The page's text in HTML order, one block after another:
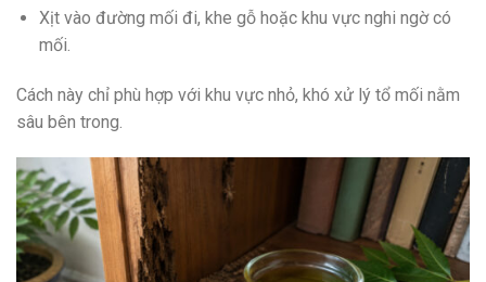
Xịt vào đường mối đi, khe gỗ hoặc khu vực nghi ngờ có
mối.
Cách này chỉ phù hợp với khu vực nhỏ, khó xử lý tổ mối nằm
sâu bên trong.